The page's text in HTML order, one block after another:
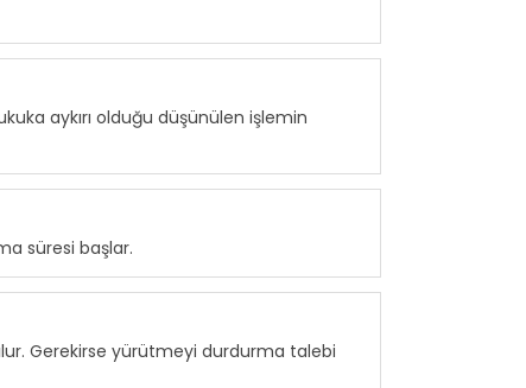
aykırı olduğu düşünülen işlemin
süresi başlar.
Gerekirse yürütmeyi durdurma talebi